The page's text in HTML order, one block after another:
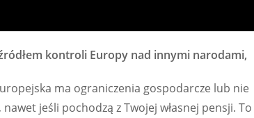
kontroli Europy nad innymi narodami,
ma ograniczenia gospodarcze lub nie
jeśli pochodzą z Twojej własnej pensji. To